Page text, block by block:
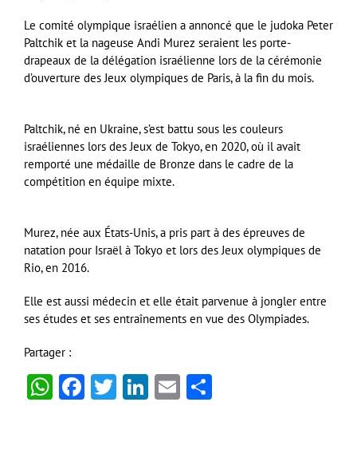
Le comité olympique israélien a annoncé que le judoka Peter
Paltchik et la nageuse Andi Murez seraient les porte-
drapeaux de la délégation israélienne lors de la cérémonie
d’ouverture des Jeux olympiques de Paris, à la fin du mois.
Paltchik, né en Ukraine, s’est battu sous les couleurs
israéliennes lors des Jeux de Tokyo, en 2020, où il avait
remporté une médaille de Bronze dans le cadre de la
compétition en équipe mixte.
Murez, née aux États-Unis, a pris part à des épreuves de
natation pour Israël à Tokyo et lors des Jeux olympiques de
Rio, en 2016.
Elle est aussi médecin et elle était parvenue à jongler entre
ses études et ses entraînements en vue des Olympiades.
Partager :
WhatsApp
Facebook
Twitter
LinkedIn
Email